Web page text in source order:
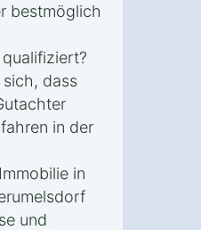
bestmöglich
sich, dass
in der
in
und